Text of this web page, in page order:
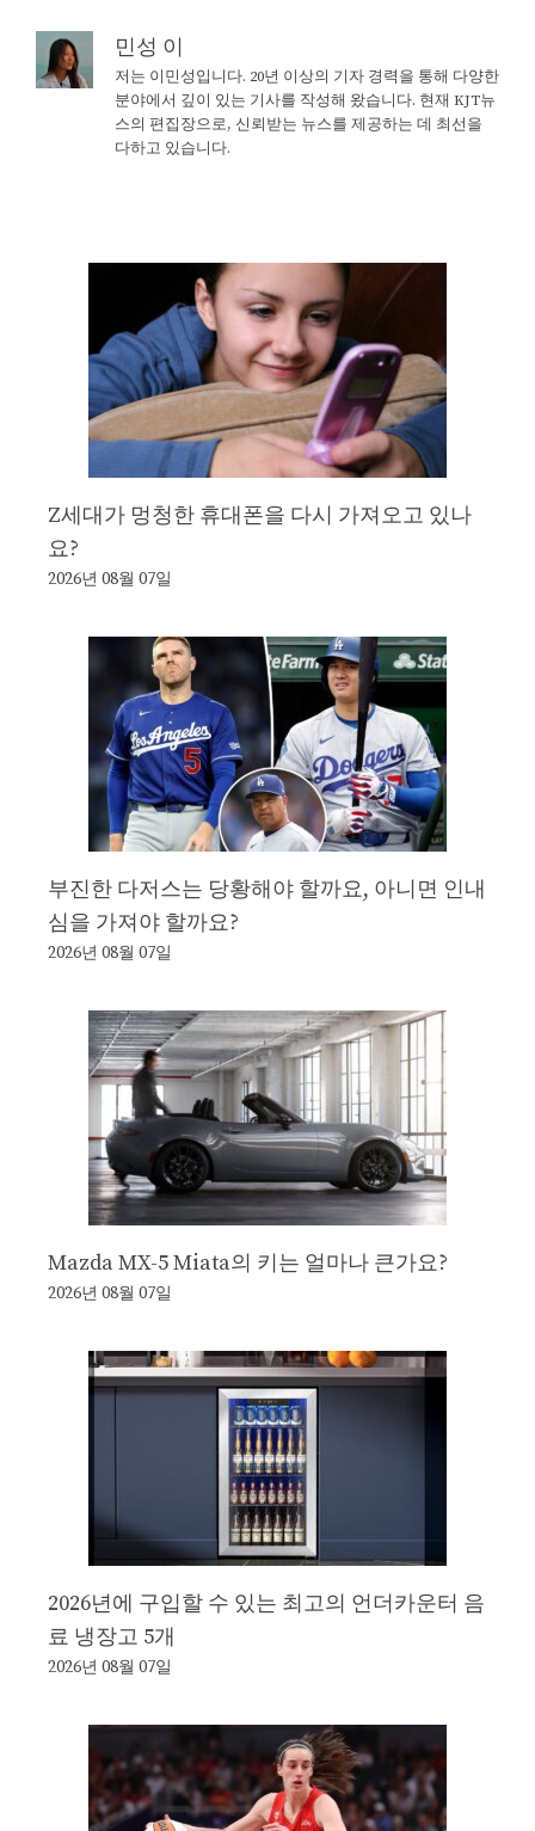
민성 이
저는 이민성입니다. 20년 이상의 기자 경력을 통해 다양한
분야에서 깊이 있는 기사를 작성해 왔습니다. 현재 KJT뉴
스의 편집장으로, 신뢰받는 뉴스를 제공하는 데 최선을
다하고 있습니다.
Z세대가 멍청한 휴대폰을 다시 가져오고 있나
요?
2026년 08월 07일
부진한 다저스는 당황해야 할까요, 아니면 인내
심을 가져야 할까요?
2026년 08월 07일
Mazda MX-5 Miata의 키는 얼마나 큰가요?
2026년 08월 07일
2026년에 구입할 수 있는 최고의 언더카운터 음
료 냉장고 5개
2026년 08월 07일